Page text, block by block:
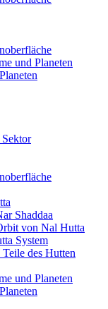
und Planeten
Shaddaa
von Nal Hutta
System
des Hutten
und Planeten